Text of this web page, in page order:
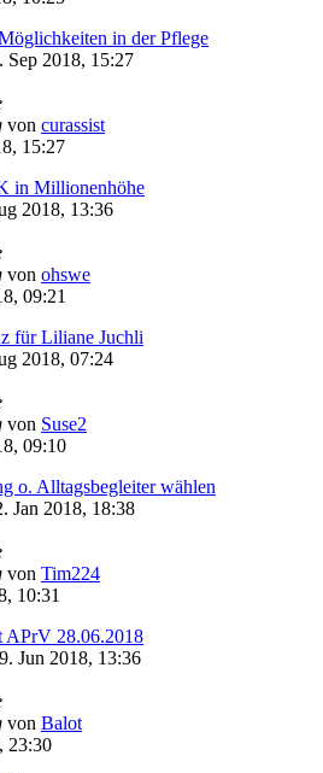
in der Pflege
Sep 2018, 15:27
von curassist
15:27
in Millionenhöhe
2018, 13:36
von ohswe
09:21
für Liliane Juchli
2018, 07:24
von Suse2
09:10
o. Alltagsbegleiter wählen
Jan 2018, 18:38
von Tim224
10:31
APrV 28.06.2018
Jun 2018, 13:36
von Balot
23:30